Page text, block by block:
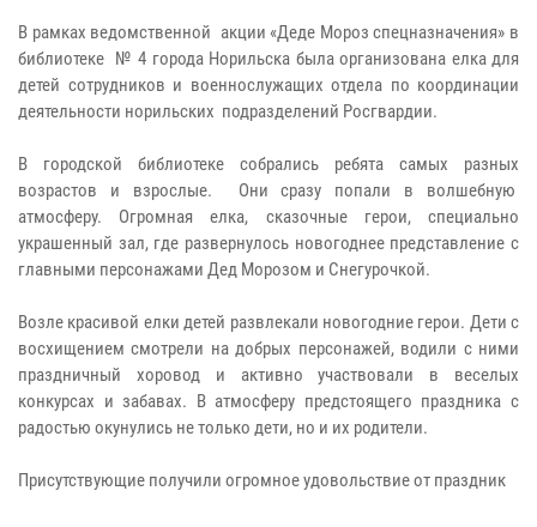
В рамках ведомственной акции «Деде Мороз спецназначения» в
библиотеке № 4 города Норильска была организована елка для
детей сотрудников и военнослужащих отдела по координации
деятельности норильских подразделений Росгвардии.
В городской библиотеке собрались ребята самых разных
возрастов и взрослые. Они сразу попали в волшебную
атмосферу. Огромная елка, сказочные герои, специально
украшенный зал, где развернулось новогоднее представление с
главными персонажами Дед Морозом и Снегурочкой.
Возле красивой елки детей развлекали новогодние герои. Дети с
восхищением смотрели на добрых персонажей, водили с ними
праздничный хоровод и активно участвовали в веселых
конкурсах и забавах. В атмосферу предстоящего праздника с
радостью окунулись не только дети, но и их родители.
Присутствующие получили огромное удовольствие от праздник